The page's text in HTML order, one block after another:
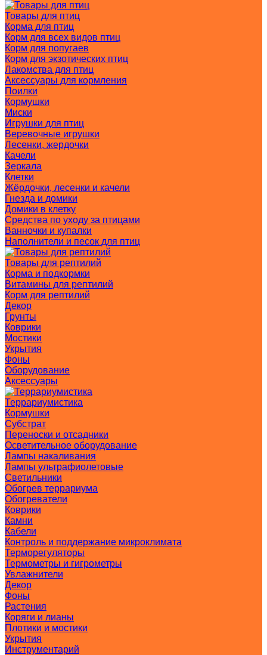
Товары для птиц
Корма для птиц
Корм для всех видов птиц
Корм для попугаев
Корм для экзотических птиц
Лакомства для птиц
Аксессуары для кормления
Поилки
Кормушки
Миски
Игрушки для птиц
Веревочные игрушки
Лесенки, жердочки
Качели
Зеркала
Клетки
Жёрдочки, лесенки и качели
Гнезда и домики
Домики в клетку
Средства по уходу за птицами
Ванночки и купалки
Наполнители и песок для птиц
Товары для рептилий
Корма и подкормки
Витамины для рептилий
Корм для рептилий
Декор
Грунты
Коврики
Мостики
Укрытия
Фоны
Оборудование
Аксессуары
Террариумистика
Кормушки
Субстрат
Переноски и отсадники
Осветительное оборудование
Лампы накаливания
Лампы ультрафиолетовые
Светильники
Обогрев террариума
Обогреватели
Коврики
Камни
Кабели
Контроль и поддержание микроклимата
Терморегуляторы
Термометры и гигрометры
Увлажнители
Декор
Фоны
Растения
Коряги и лианы
Плотики и мостики
Укрытия
Инструментарий